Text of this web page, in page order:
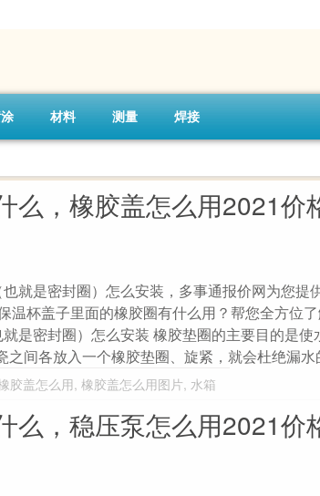
材料 测量 焊接
么，橡胶盖怎么用2021价
就是密封圈）怎么安装，多事通报价网为您提
温杯盖子里面的橡胶圈有什么用？帮您全方位
是密封圈）怎么安装 橡胶垫圈的主要目的是使
间各放入一个橡胶垫圈、旋紧，就会杜绝漏
胶盖怎么用, 橡胶盖怎么用图片, 水箱
么，稳压泵怎么用2021价